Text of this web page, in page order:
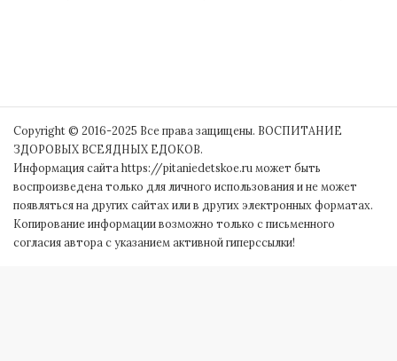
Copyright © 2016-2025 Все права защищены. ВОСПИТАНИЕ
ЗДОРОВЫХ ВСЕЯДНЫХ ЕДОКОВ.
Информация сайта https://pitaniedetskoe.ru может быть
воспроизведена только для личного использования и не может
появляться на других сайтах или в других электронных форматах.
Копирование информации возможно только с письменного
согласия автора с указанием активной гиперссылки!